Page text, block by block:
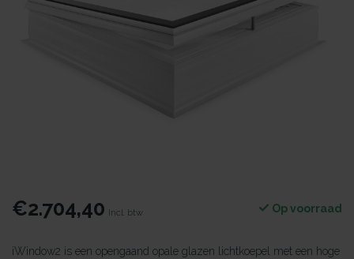
€2.704,40 Incl. btw Op voorraad
iWindow2 is een opengaand opale glazen lichtkoepel met een hoge